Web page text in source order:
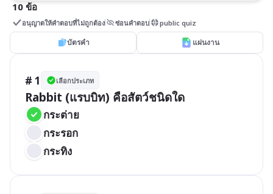
10 ข้อ
อนุญาตให้คำตอบที่ไม่ถูกต้อง ซ่อนคำตอบ public quiz
บัตรคำ แผ่นงาน
# 1 เลือกประเภท
Rabbit (แรบบิท) คือสัตว์ชนิดใด
กระต่าย
กระรอก
กระทิง